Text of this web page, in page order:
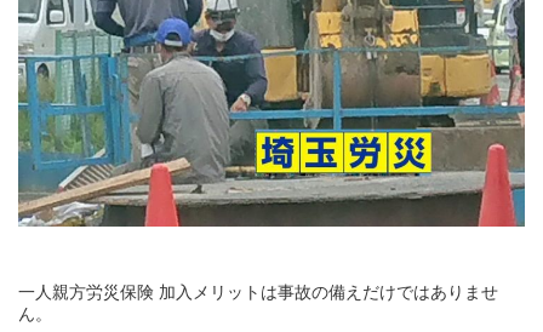
一人親方労災保険 加入メリットは事故の備えだけではありませ
ん。